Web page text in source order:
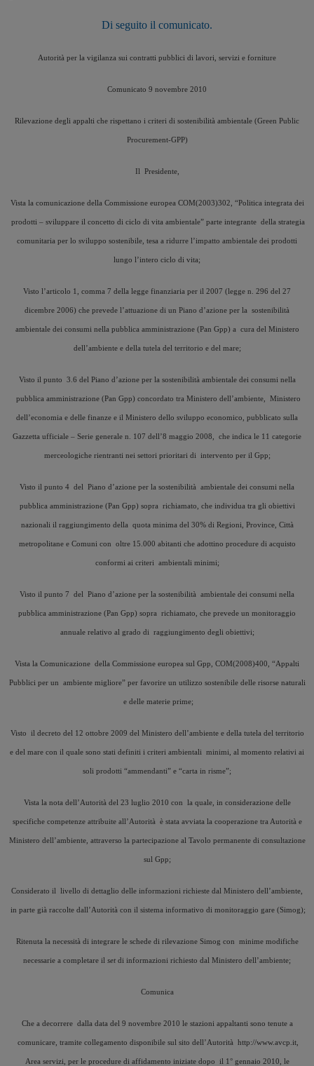
Di seguito il comunicato.
Autorità per la vigilanza sui contratti pubblici di lavori, servizi e forniture
Comunicato 9 novembre 2010
Rilevazione degli appalti che rispettano i criteri di sostenibilità ambientale (Green Public
Procurement-GPP)
Il Presidente,
Vista la comunicazione della Commissione europea COM(2003)302, “Politica integrata dei
prodotti – sviluppare il concetto di ciclo di vita ambientale” parte integrante della strategia
comunitaria per lo sviluppo sostenibile, tesa a ridurre l’impatto ambientale dei prodotti
lungo l’intero ciclo di vita;
Visto l’articolo 1, comma 7 della legge finanziaria per il 2007 (legge n. 296 del 27
dicembre 2006) che prevede l’attuazione di un Piano d’azione per la sostenibilità
ambientale dei consumi nella pubblica amministrazione (Pan Gpp) a cura del Ministero
dell’ambiente e della tutela del territorio e del mare;
Visto il punto 3.6 del Piano d’azione per la sostenibilità ambientale dei consumi nella
pubblica amministrazione (Pan Gpp) concordato tra Ministero dell’ambiente, Ministero
dell’economia e delle finanze e il Ministero dello sviluppo economico, pubblicato sulla
Gazzetta ufficiale – Serie generale n. 107 dell’8 maggio 2008, che indica le 11 categorie
merceologiche rientranti nei settori prioritari di intervento per il Gpp;
Visto il punto 4 del Piano d’azione per la sostenibilità ambientale dei consumi nella
pubblica amministrazione (Pan Gpp) sopra richiamato, che individua tra gli obiettivi
nazionali il raggiungimento della quota minima del 30% di Regioni, Province, Città
metropolitane e Comuni con oltre 15.000 abitanti che adottino procedure di acquisto
conformi ai criteri ambientali minimi;
Visto il punto 7 del Piano d’azione per la sostenibilità ambientale dei consumi nella
pubblica amministrazione (Pan Gpp) sopra richiamato, che prevede un monitoraggio
annuale relativo al grado di raggiungimento degli obiettivi;
Vista la Comunicazione della Commissione europea sul Gpp, COM(2008)400, “Appalti
Pubblici per un ambiente migliore” per favorire un utilizzo sostenibile delle risorse naturali
e delle materie prime;
Visto il decreto del 12 ottobre 2009 del Ministero dell’ambiente e della tutela del territorio
e del mare con il quale sono stati definiti i criteri ambientali minimi, al momento relativi ai
soli prodotti “ammendanti” e “carta in risme”;
Vista la nota dell’Autorità del 23 luglio 2010 con la quale, in considerazione delle
specifiche competenze attribuite all’Autorità è stata avviata la cooperazione tra Autorità e
Ministero dell’ambiente, attraverso la partecipazione al Tavolo permanente di consultazione
sul Gpp;
Considerato il livello di dettaglio delle informazioni richieste dal Ministero dell’ambiente,
in parte già raccolte dall’Autorità con il sistema informativo di monitoraggio gare (Simog);
Ritenuta la necessità di integrare le schede di rilevazione Simog con minime modifiche
necessarie a completare il set di informazioni richiesto dal Ministero dell’ambiente;
Comunica
Che a decorrere dalla data del 9 novembre 2010 le stazioni appaltanti sono tenute a
comunicare, tramite collegamento disponibile sul sito dell’Autorità http://www.avcp.it,
Area servizi, per le procedure di affidamento iniziate dopo il 1° gennaio 2010, le